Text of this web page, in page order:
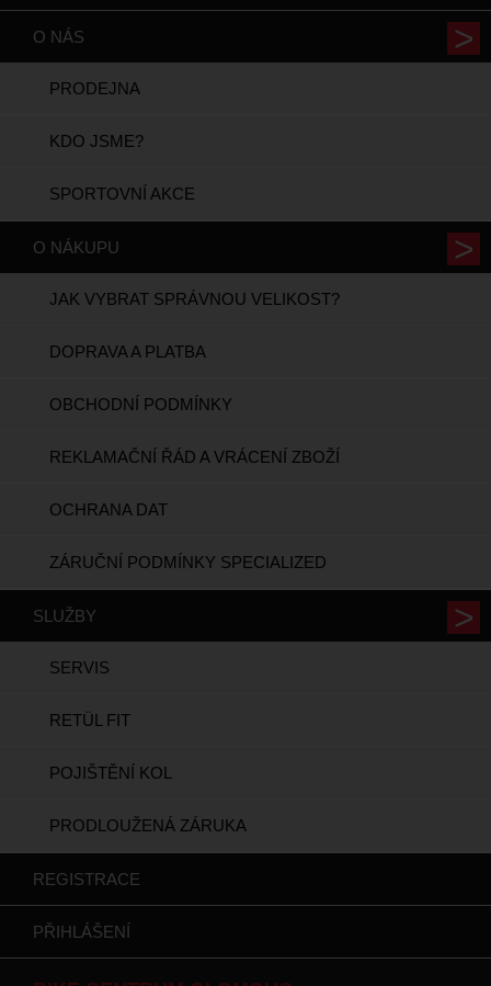
O NÁS
PRODEJNA
KDO JSME?
SPORTOVNÍ AKCE
O NÁKUPU
JAK VYBRAT SPRÁVNOU VELIKOST?
DOPRAVA A PLATBA
OBCHODNÍ PODMÍNKY
REKLAMAČNÍ ŘÁD A VRÁCENÍ ZBOŽÍ
OCHRANA DAT
ZÁRUČNÍ PODMÍNKY SPECIALIZED
SLUŽBY
SERVIS
RETÜL FIT
POJIŠTĚNÍ KOL
PRODLOUŽENÁ ZÁRUKA
REGISTRACE
PŘIHLÁŠENÍ